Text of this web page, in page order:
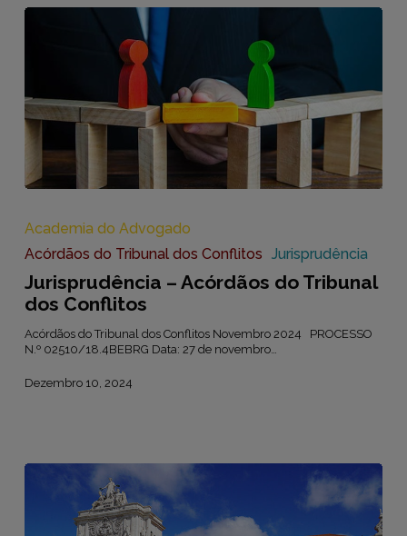
Acórdãos
Tribunal
dos
Conflitos
Academia do Advogado
Acórdãos do Tribunal dos Conflitos Jurisprudência
Jurisprudência – Acórdãos do Tribunal
dos Conflitos
Acórdãos do Tribunal dos Conflitos Novembro 2024 PROCESSO
N.º 02510/18.4BEBRG Data: 27 de novembro…
Dezembro 10, 2024